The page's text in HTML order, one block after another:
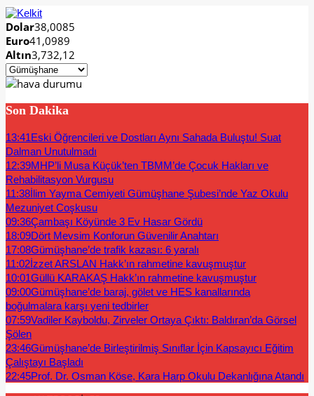
Dolar38,0085
Euro41,0989
Altın3,732,12
Son Dakika
13:41Eski Öğrencileri ve Dostları Aynı Sahada Buluştu! Suat
Dalman Unutulmadı
12:39MHP’li Musa Küçük’ten TBMM’de Çocuk Hakları ve
Rehabilitasyon Vurgusu
11:38İlim Yayma Cemiyeti Gümüşhane Şubesi’nde Yaz Okulu
Mezuniyet Coşkusu
09:36Çambaşı Köyünde 3 Ev Hasar Gördü
18:09Dört Mevsim Konforun Güvenilir Anahtarı
17:08Gümüşhane’de trafik kazası: 6 yaralı
11:02İzzet ARSLAN Hakk’ın rahmetine kavuşmuştur
10:01Güllü KARAKAŞ Hakk’ın rahmetine kavuşmuştur
09:00Gümüşhane’de baraj, gölet ve HES kanallarında
boğulmalara karşı yeni tedbirler
07:59Vadiler Kayboldu, Zirveler Ortaya Çıktı: Baldıran’da Görsel
Şölen
23:46Gümüşhane’de Birleştirilmiş Sınıflar İçin Kapsayıcı Eğitim
Çalıştayı Başladı
22:45Prof. Dr. Osman Köse, Kara Harp Okulu Dekanlığına Atandı